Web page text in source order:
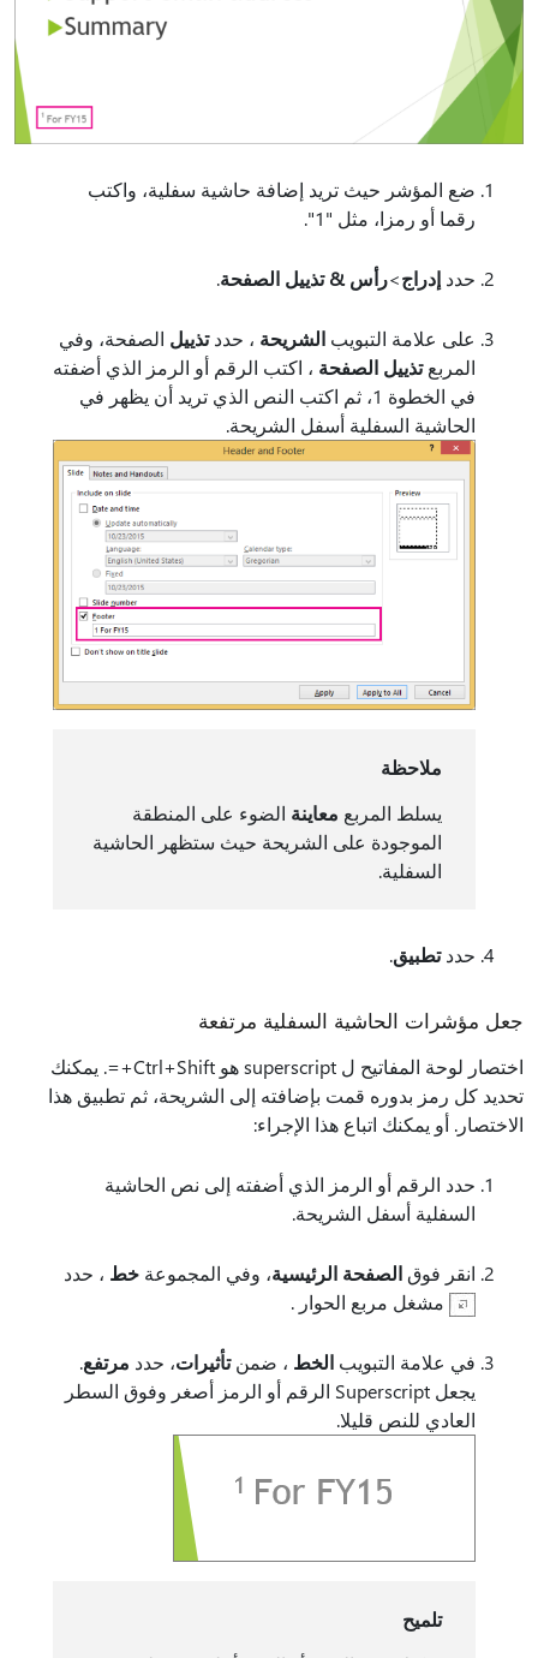
ضع المؤشر حيث تريد إضافة حاشية سفلية، واكتب
رقما أو رمزا، مثل "1".
حدد إدراج>رأس & تذييل الصفحة.
على علامة التبويب الشريحة ، حددتذييل الصفحة، وفي
المربعتذييل الصفحة ، اكتب الرقم أو الرمز الذي أضفته
في الخطوة 1، ثم اكتب النص الذي تريد أن يظهر في
الحاشية السفلية أسفل الشريحة.
ملاحظة
يسلط المربع معاينة الضوء على المنطقة
الموجودة على الشريحة حيث ستظهر الحاشية
السفلية.
حددتطبيق.
جعل مؤشرات الحاشية السفلية مرتفعة
اختصار لوحة المفاتيح ل superscript هو Ctrl+Shift+=. يمكنك
تحديد كل رمز بدوره قمت بإضافته إلى الشريحة، ثم تطبيق هذا
الاختصار. أو يمكنك اتباع هذا الإجراء:
حدد الرقم أو الرمز الذي أضفته إلى نص الحاشية
السفلية أسفل الشريحة.
انقر فوق الصفحة الرئيسية، وفي المجموعة خط ، حدد
مشغل مربع الحوار .
في علامة التبويب الخط ، ضمنتأثيرات، حدد مرتفع.
يجعل Superscript الرقم أو الرمز أصغر وفوق السطر
العادي للنص قليلا.
تلميح